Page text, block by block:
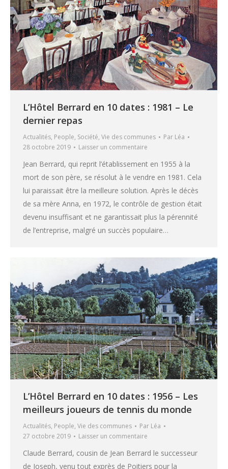
L’Hôtel Berrard en 10 dates : 1981 – Le
dernier repas
Actualités, People, Société, Vie des communes Par Léa
28 octobre 2019
Laisser un commentaire
Jean Berrard, qui reprit l’établissement en 1955 à la
mort de son père, se résolut à le vendre en 1981. Cela
lui paraissait être la meilleure solution. Après le décès
de sa mère Anna, en 1972, le contrôle de gestion était
devenu insuffisant et ne garantissait plus la pérennité
de l’entreprise, malgré un succès populaire…
L’Hôtel Berrard en 10 dates : 1956 – Les
meilleurs joueurs de tennis du monde
Actualités, People, Vie des communes Par Léa
27 octobre 2019
Laisser un commentaire
Claude Berrard, cousin de Jean Berrard le successeur
de Joseph, venu tout exprès de Poitiers pour la